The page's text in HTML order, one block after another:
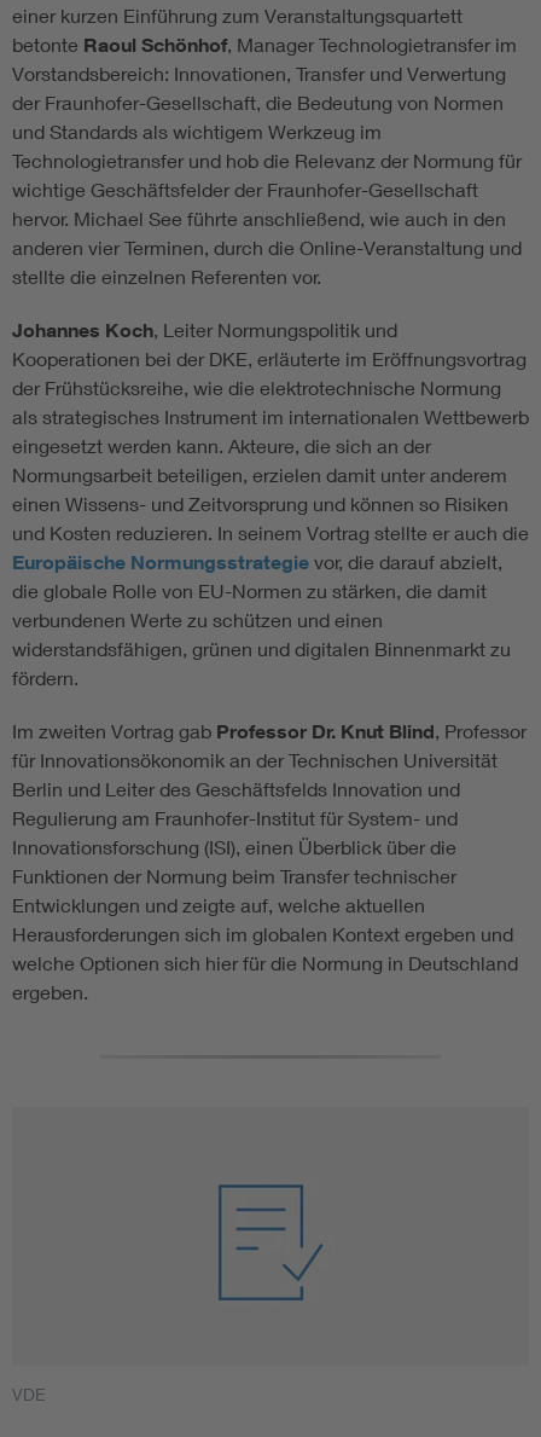
einer kurzen Einführung zum Veranstaltungsquartett
betonte Raoul Schönhof, Manager Technologietransfer im
Vorstandsbereich: Innovationen, Transfer und Verwertung
der Fraunhofer-Gesellschaft, die Bedeutung von Normen
und Standards als wichtigem Werkzeug im
Technologietransfer und hob die Relevanz der Normung für
wichtige Geschäftsfelder der Fraunhofer-Gesellschaft
hervor. Michael See führte anschließend, wie auch in den
anderen vier Terminen, durch die Online-Veranstaltung und
stellte die einzelnen Referenten vor.
Johannes Koch, Leiter Normungspolitik und
Kooperationen bei der DKE, erläuterte im Eröffnungsvortrag
der Frühstücksreihe, wie die elektrotechnische Normung
als strategisches Instrument im internationalen Wettbewerb
eingesetzt werden kann. Akteure, die sich an der
Normungsarbeit beteiligen, erzielen damit unter anderem
einen Wissens- und Zeitvorsprung und können so Risiken
und Kosten reduzieren. In seinem Vortrag stellte er auch die
Europäische Normungsstrategie vor, die darauf abzielt,
die globale Rolle von EU-Normen zu stärken, die damit
verbundenen Werte zu schützen und einen
widerstandsfähigen, grünen und digitalen Binnenmarkt zu
fördern.
Im zweiten Vortrag gab Professor Dr. Knut Blind, Professor
für Innovationsökonomik an der Technischen Universität
Berlin und Leiter des Geschäftsfelds Innovation und
Regulierung am Fraunhofer-Institut für System- und
Innovationsforschung (ISI), einen Überblick über die
Funktionen der Normung beim Transfer technischer
Entwicklungen und zeigte auf, welche aktuellen
Herausforderungen sich im globalen Kontext ergeben und
welche Optionen sich hier für die Normung in Deutschland
ergeben.
VDE